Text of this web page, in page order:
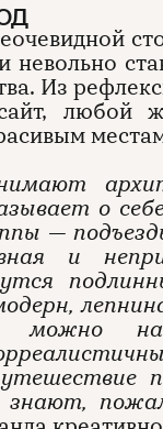
Из
любой
о
—
и
можно